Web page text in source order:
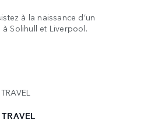
à la naissance d’un
Solihull et Liverpool.